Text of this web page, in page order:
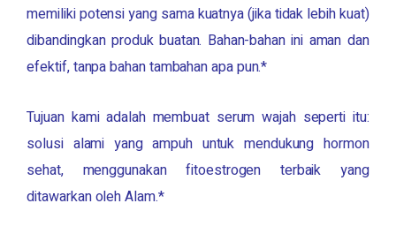
memiliki potensi yang sama kuatnya (jika tidak lebih kuat)
dibandingkan produk buatan. Bahan-bahan ini aman dan
efektif, tanpa bahan tambahan apa pun.*
Tujuan kami adalah membuat serum wajah seperti itu:
solusi alami yang ampuh untuk mendukung hormon
sehat, menggunakan fitoestrogen terbaik yang
ditawarkan oleh Alam.*